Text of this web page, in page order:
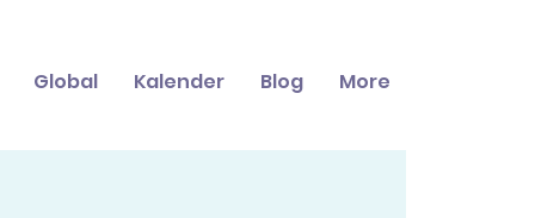
Global Kalender Blog More